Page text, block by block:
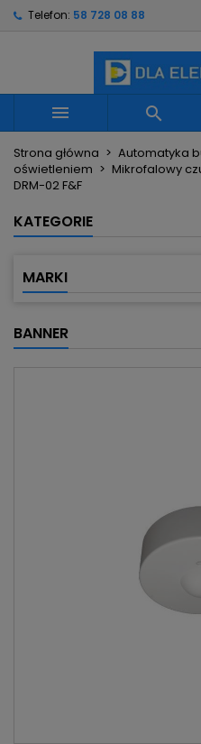
Telefon: 58 728 08 88
 
Strona główna Automatyka
oświetleniem
Mikrofalowy
DRM-02 F&F
KATEGORIE
MARKI
BANNER
Utwórz nową listę
Nazwa listy życzeń
Anuluj
Musisz być zalogowany
swojej liście życzeń.